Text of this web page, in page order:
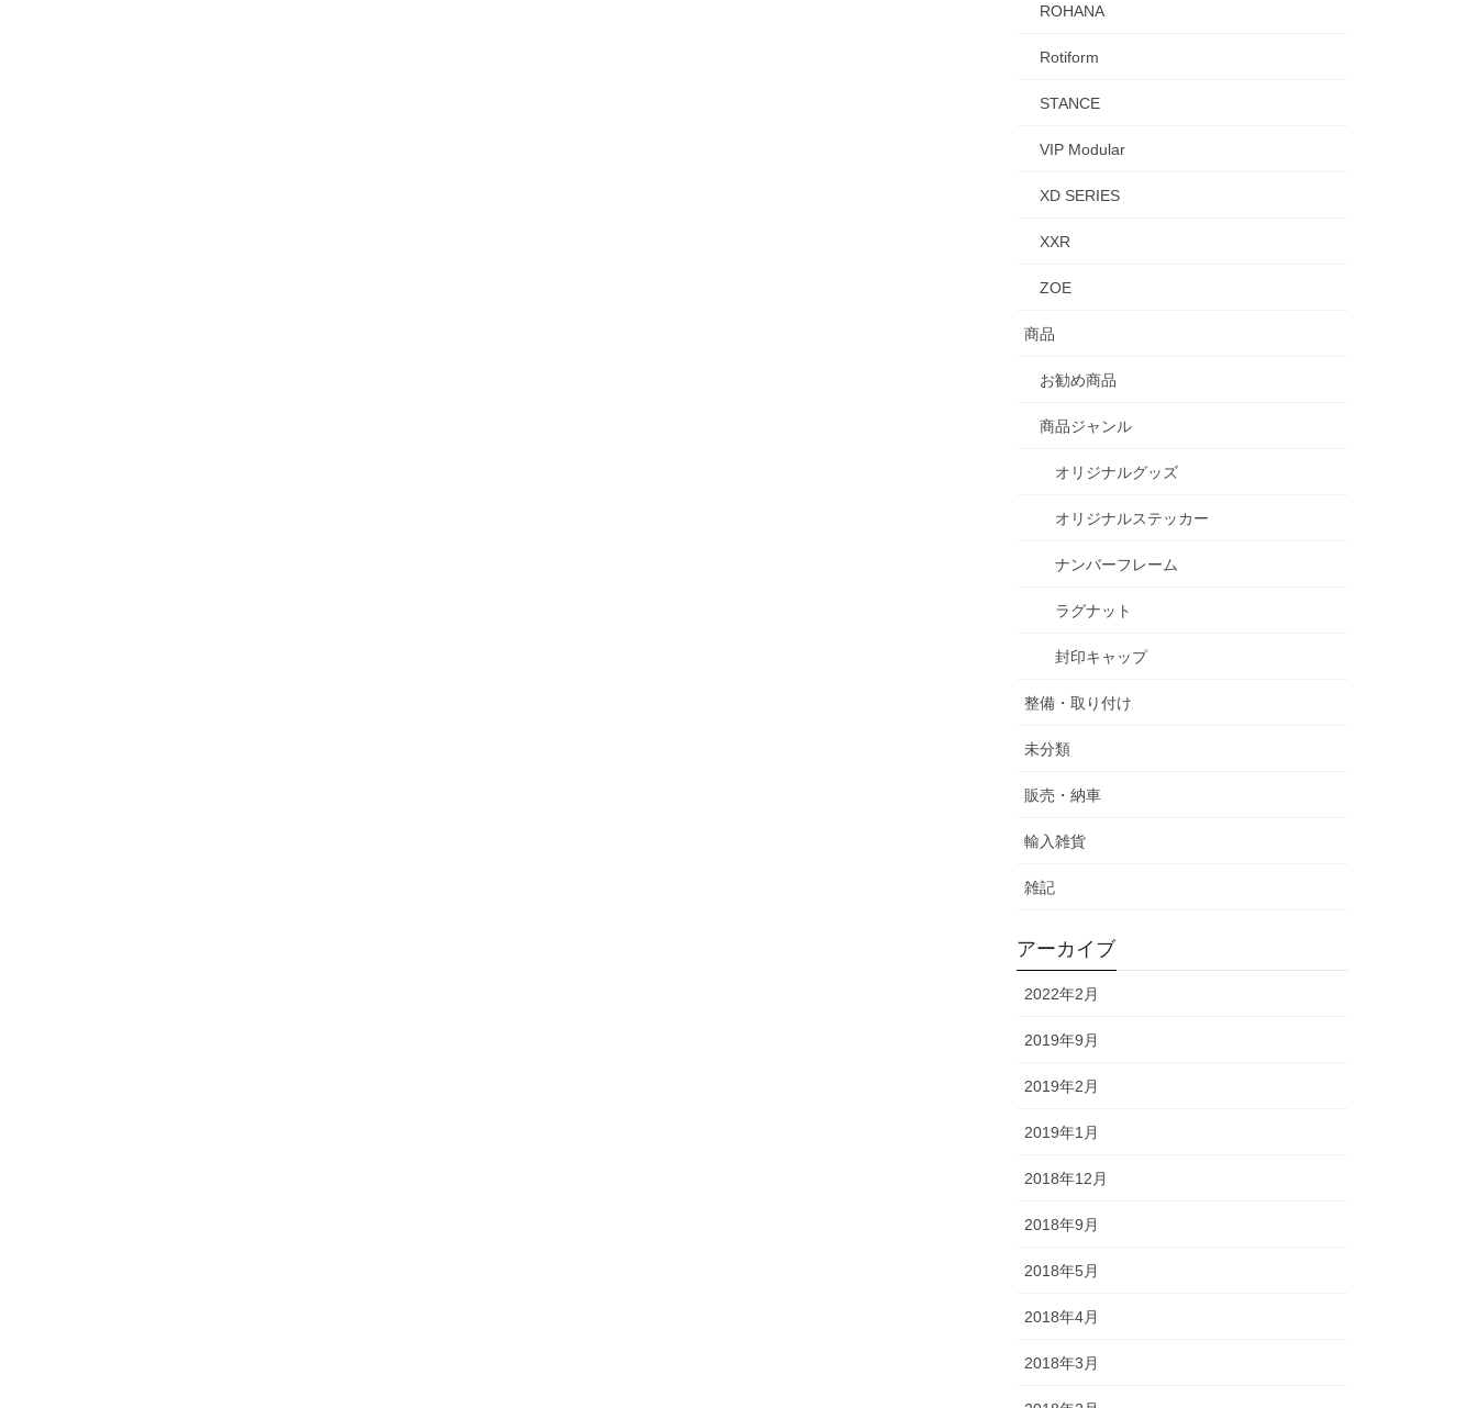
ROHANA
Rotiform
STANCE
VIP Modular
XD SERIES
XXR
ZOE
商品
お勧め商品
商品ジャンル
オリジナルグッズ
オリジナルステッカー
ナンバーフレーム
ラグナット
封印キャップ
整備・取り付け
未分類
販売・納車
輸入雑貨
雑記
アーカイブ
2022年2月
2019年9月
2019年2月
2019年1月
2018年12月
2018年9月
2018年5月
2018年4月
2018年3月